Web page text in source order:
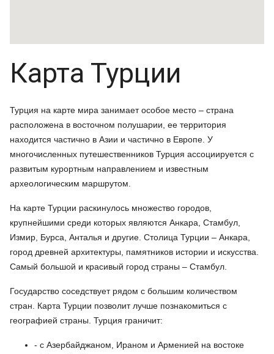
Карта Турции
Турция на карте мира занимает особое место – страна
расположена в восточном полушарии, ее территория
находится частично в Азии и частично в Европе. У
многочисленных путешественников Турция ассоциируется с
развитым курортным направлением и известным
археологическим маршрутом.
На карте Турции раскинулось множество городов,
крупнейшими среди которых являются Анкара, Стамбул,
Измир, Бурса, Анталья и другие. Столица Турции – Анкара,
город древней архитектуры, памятников истории и искусства.
Самый большой и красивый город страны – Стамбул.
Государство соседствует рядом с большим количеством
стран. Карта Турции позволит лучше познакомиться с
географией страны. Турция граничит:
- с Азербайджаном, Ираном и Арменией на востоке